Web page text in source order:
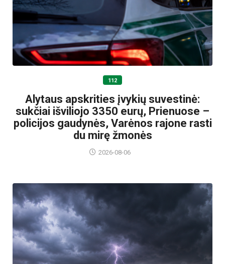
112
Alytaus apskrities įvykių suvestinė:
sukčiai išviliojo 3350 eurų, Prienuose –
policijos gaudynės, Varėnos rajone rasti
du mirę žmonės
2026-08-06